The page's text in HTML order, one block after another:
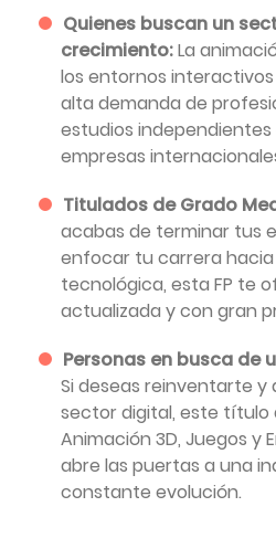
Quienes buscan un
crecimiento:La
los entornos
alta demanda de
estudios
empresas
Titulados de Grado
acabas de terminar tus
enfocar tu carrera
tecnológica, esta FP te
actualizada y con gran
Personas en busca de
Si deseas reinventarte y
sector digital, este título
Animación 3D, Juegos y
abre las puertas a una
constante evolución.